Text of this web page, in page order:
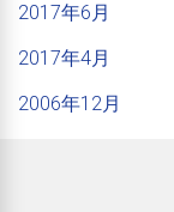
2017年6月
2017年4月
2006年12月